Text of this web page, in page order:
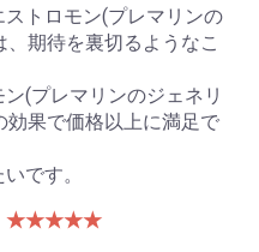
トロモン(プレマリンの
期待を裏切るようなこ
(プレマリンのジェネリ
効果で価格以上に満足で
です。
★★★★★